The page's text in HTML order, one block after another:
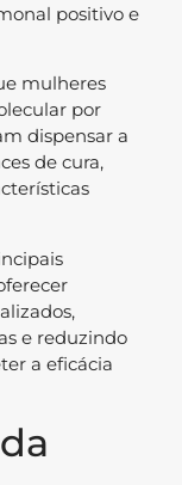
positivo e
mulheres
por
dispensar a
de cura,
e reduzindo
a eficácia